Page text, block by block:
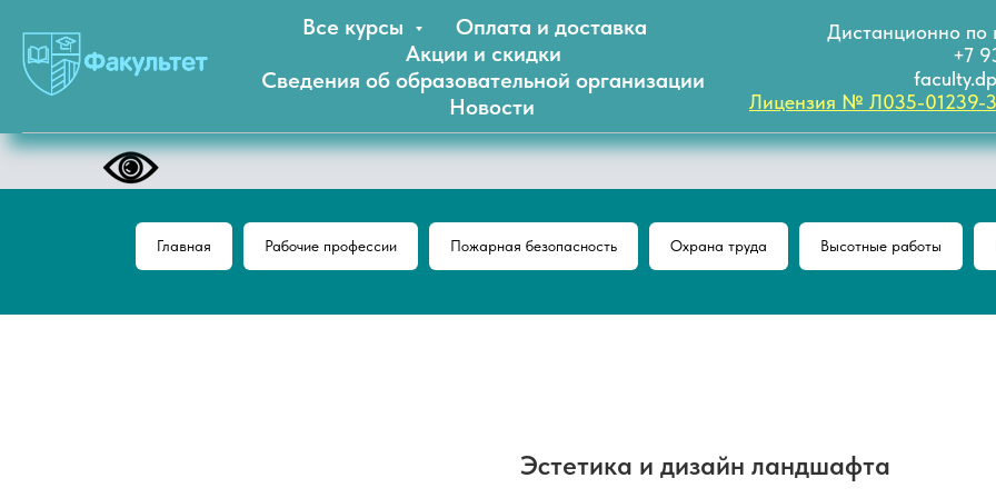
Все курсы
Оплата и доставка
Акции и скидки
Сведения об образовательной организации
Новости
Дистанционно по
+7
Лицензия № Л035-01239-
Главная Рабочие профессии Пожарная безопасность Охрана труда Высотные работы
Эстетика и дизайн ландшафта